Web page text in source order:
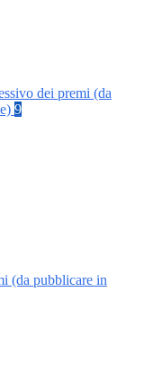
dei premi (da
9
(da pubblicare in